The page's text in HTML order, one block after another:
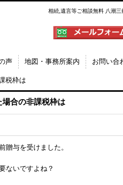
相続,遺言等ご相談無料 八潮
声 地図・事務所案内 お問い合
税枠は
合の非課税枠は
贈与を受けました。
ないですよね？